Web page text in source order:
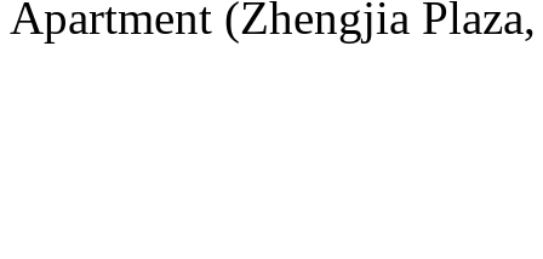
Apartment (Zhengjia